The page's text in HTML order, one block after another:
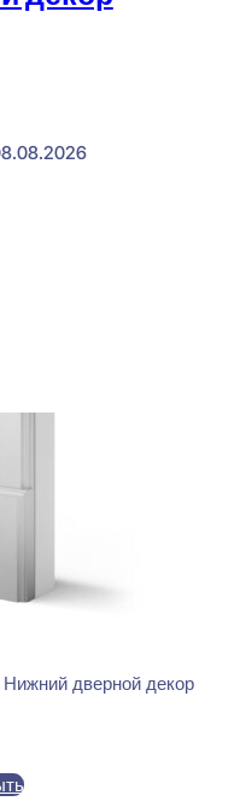
Нижний дверной декор